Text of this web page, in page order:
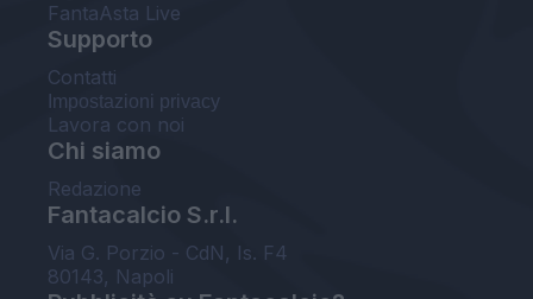
FantaAsta Live
Supporto
Contatti
Impostazioni privacy
Lavora con noi
Chi siamo
Redazione
Fantacalcio S.r.l.
Via G. Porzio - CdN, Is. F4
80143, Napoli